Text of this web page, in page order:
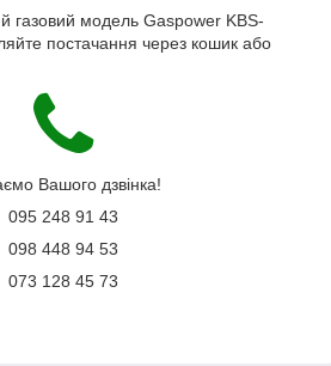
газовий модель Gaspower KBS-
постачання через кошик або
Вашого дзвінка!
095 248 91 43
098 448 94 53
073 128 45 73